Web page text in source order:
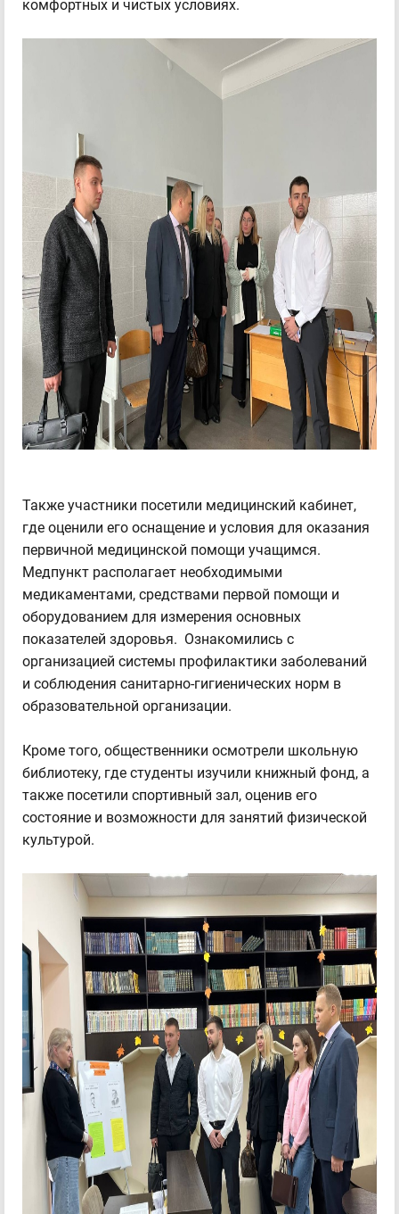
комфортных и чистых условиях.
Также участники посетили медицинский кабинет,
где оценили его оснащение и условия для оказания
первичной медицинской помощи учащимся.
Медпункт располагает необходимыми
медикаментами, средствами первой помощи и
оборудованием для измерения основных
показателей здоровья. Ознакомились с
организацией системы профилактики заболеваний
и соблюдения санитарно-гигиенических норм в
образовательной организации.
Кроме того, общественники осмотрели школьную
библиотеку, где студенты изучили книжный фонд, а
также посетили спортивный зал, оценив его
состояние и возможности для занятий физической
культурой.